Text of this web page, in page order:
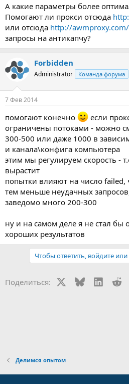
А какие параметры более
Помогают ли прокси отсюда
или отсюда http://awmproxy.com/
запросы на антикапчу?
Forbidden
Administrator Команда форума
7 Фев 2014
помогают конечно
если
ограничены потоками - можно
300-500 или даже 1000 в
и канала\конфига компьютера
этим мы регулируем скорость -
вырастит
попытки влияют на число
тем меньше неудачных
заведомо много 200-300
ну и на самом деле я не стал бы
хороших результатов
Чтобы ответить, войдите или
Поделиться: Bluesky
Делимся опытом